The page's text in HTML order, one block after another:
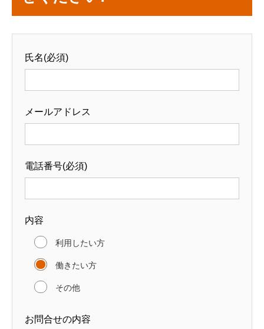
氏名(必須)
メールアドレス
電話番号(必須)
内容
利用したい方
働きたい方
その他
お問合せの内容